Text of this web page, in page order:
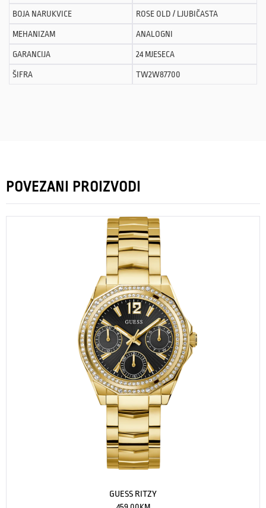
BOJA NARUKVICE ROSE OLD / LJUBIČASTA
MEHANIZAM ANALOGNI
GARANCIJA 24 MJESECA
ŠIFRA TW2W87700
POVEZANI PROIZVODI
GUESS RITZY